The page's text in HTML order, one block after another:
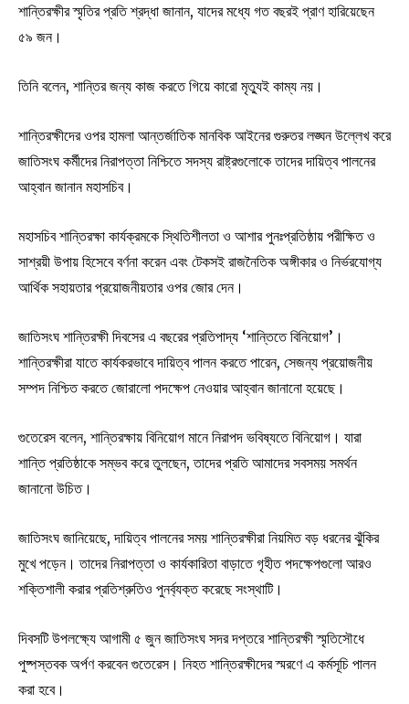
শান্তিরক্ষীর স্মৃতির প্রতি শ্রদ্ধা জানান, যাদের মধ্যে গত বছরই প্রাণ হারিয়েছেন
৫৯ জন।
তিনি বলেন, শান্তির জন্য কাজ করতে গিয়ে কারো মৃত্যুই কাম্য নয়।
শান্তিরক্ষীদের ওপর হামলা আন্তর্জাতিক মানবিক আইনের গুরুতর লঙ্ঘন উল্লেখ করে
জাতিসংঘ কর্মীদের নিরাপত্তা নিশ্চিতে সদস্য রাষ্ট্রগুলোকে তাদের দায়িত্ব পালনের
আহ্বান জানান মহাসচিব।
মহাসচিব শান্তিরক্ষা কার্যক্রমকে স্থিতিশীলতা ও আশার পুনঃপ্রতিষ্ঠায় পরীক্ষিত ও
সাশ্রয়ী উপায় হিসেবে বর্ণনা করেন এবং টেকসই রাজনৈতিক অঙ্গীকার ও নির্ভরযোগ্য
আর্থিক সহায়তার প্রয়োজনীয়তার ওপর জোর দেন।
জাতিসংঘ শান্তিরক্ষী দিবসের এ বছরের প্রতিপাদ্য ‘শান্তিতে বিনিয়োগ’।
শান্তিরক্ষীরা যাতে কার্যকরভাবে দায়িত্ব পালন করতে পারেন, সেজন্য প্রয়োজনীয়
সম্পদ নিশ্চিত করতে জোরালো পদক্ষেপ নেওয়ার আহ্বান জানানো হয়েছে।
গুতেরেস বলেন, শান্তিরক্ষায় বিনিয়োগ মানে নিরাপদ ভবিষ্যতে বিনিয়োগ। যারা
শান্তি প্রতিষ্ঠাকে সম্ভব করে তুলছেন, তাদের প্রতি আমাদের সবসময় সমর্থন
জানানো উচিত।
জাতিসংঘ জানিয়েছে, দায়িত্ব পালনের সময় শান্তিরক্ষীরা নিয়মিত বড় ধরনের ঝুঁকির
মুখে পড়েন। তাদের নিরাপত্তা ও কার্যকারিতা বাড়াতে গৃহীত পদক্ষেপগুলো আরও
শক্তিশালী করার প্রতিশ্রুতিও পুনর্ব্যক্ত করেছে সংস্থাটি।
দিবসটি উপলক্ষ্যে আগামী ৫ জুন জাতিসংঘ সদর দপ্তরে শান্তিরক্ষী স্মৃতিসৌধে
পুষ্পস্তবক অর্পণ করবেন গুতেরেস। নিহত শান্তিরক্ষীদের স্মরণে এ কর্মসূচি পালন
করা হবে।